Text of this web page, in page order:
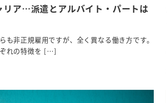
リア…派遣とアルバイト・パートは
も非正規雇用ですが、全く異なる働き方です。
れの特徴を […]